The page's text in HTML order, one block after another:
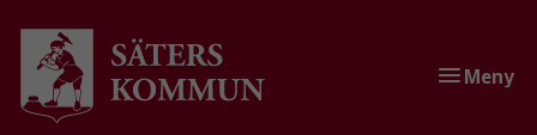
Gå till innehåll
Gå till huvudmeny
Meny